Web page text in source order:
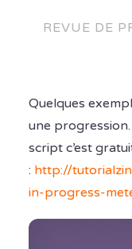
REVUE DE
Quelques
une
script c’est
: http://
in-progress-